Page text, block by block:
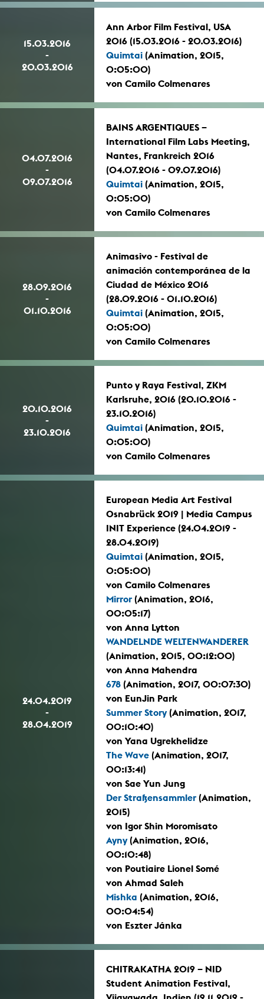
15.03.2016
-
20.03.2016
Ann Arbor Film Festival, USA
2016 (15.03.2016 - 20.03.2016)
Quimtai (Animation, 2015,
0:05:00)
von Camilo Colmenares
04.07.2016
-
09.07.2016
BAINS ARGENTIQUES –
International Film Labs Meeting,
Nantes, Frankreich 2016
(04.07.2016 - 09.07.2016)
Quimtai (Animation, 2015,
0:05:00)
von Camilo Colmenares
28.09.2016
-
01.10.2016
Animasivo - Festival de
animación contemporánea de la
Ciudad de México 2016
(28.09.2016 - 01.10.2016)
Quimtai (Animation, 2015,
0:05:00)
von Camilo Colmenares
20.10.2016
-
23.10.2016
Punto y Raya Festival, ZKM
Karlsruhe, 2016 (20.10.2016 -
23.10.2016)
Quimtai (Animation, 2015,
0:05:00)
von Camilo Colmenares
24.04.2019
-
28.04.2019
European Media Art Festival
Osnabrück 2019 | Media Campus
INIT Experience (24.04.2019 -
28.04.2019)
Quimtai (Animation, 2015,
0:05:00)
von Camilo Colmenares
Mirror (Animation, 2016,
00:05:17)
von Anna Lytton
WANDELNDE WELTENWANDERER
(Animation, 2015, 00:12:00)
von Anna Mahendra
678 (Animation, 2017, 00:07:30)
von EunJin Park
Summer Story(Animation, 2017,
00:10:40)
von Yana Ugrekhelidze
The Wave (Animation, 2017,
00:13:41)
von Sae Yun Jung
Der Straßensammler (Animation,
2015)
von Igor Shin Moromisato
Ayny(Animation, 2016,
00:10:48)
von Poutiaire Lionel Somé
von Ahmad Saleh
Mishka (Animation, 2016,
00:04:54)
von Eszter Jánka
CHITRAKATHA 2019 – NID
Student Animation Festival,